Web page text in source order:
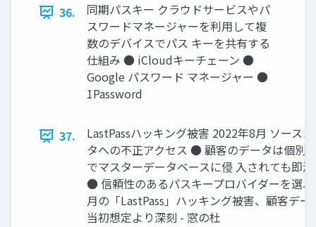
36.
同期パスキー クラウドサービスやパ
スワードマネージャーを利用して複
数のデバイスでパス キーを共有する
仕組み ● iCloudキーチェーン ●
Google パスワード マネージャー ●
1Password
37.
LastPassハッキング被害 2022年8月 ソース
タへの不正アクセス ● 顧客のデータは個別
でマスターデータベースに侵 入されても即
● 信頼性のあるパスキープロバイダーを選
月の「LastPass」ハッキング被害、顧客デ
当初想定より深刻 - 窓の杜